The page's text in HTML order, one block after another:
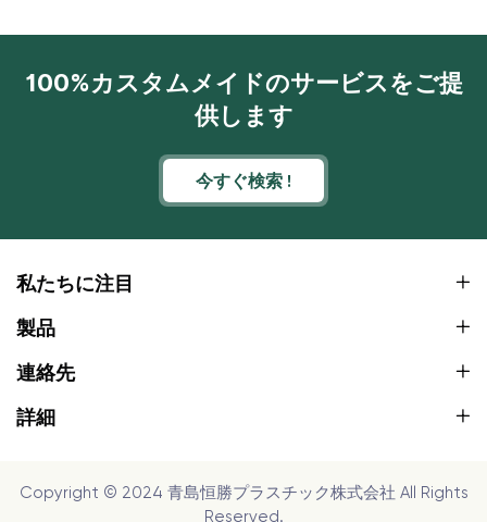
100%カスタムメイドのサービスをご提
供します
今すぐ検索 !
私たちに注目
製品
連絡先
詳細
Copyright © 2024 青島恒勝プラスチック株式会社 All Rights
Reserved.